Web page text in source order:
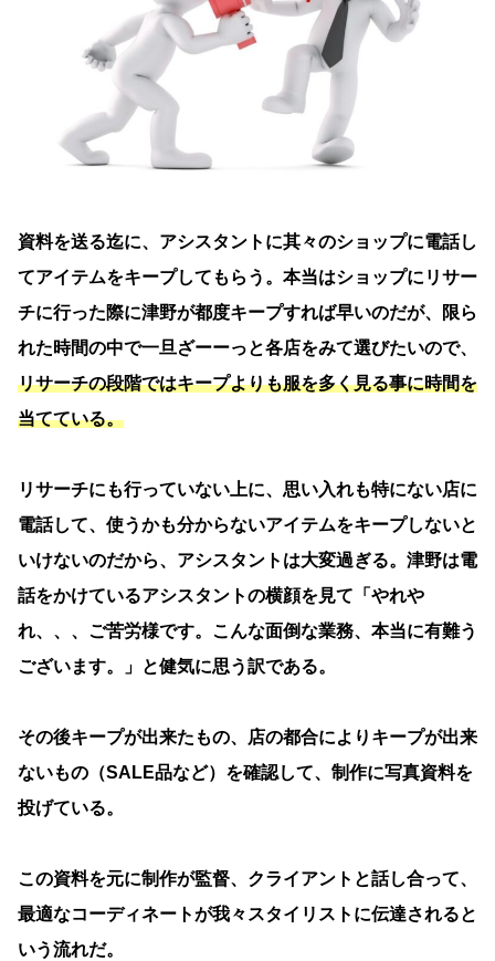
資料を送る迄に、アシスタントに其々のショップに電話し
てアイテムをキープしてもらう。本当はショップにリサー
チに行った際に津野が都度キープすれば早いのだが、限ら
れた時間の中で一旦ざーーっと各店をみて選びたいので、
リサーチの段階ではキープよりも服を多く見る事に時間を
当てている。
リサーチにも行っていない上に、思い入れも特にない店に
電話して、使うかも分からないアイテムをキープしないと
いけないのだから、アシスタントは大変過ぎる。津野は電
話をかけているアシスタントの横顔を見て「やれや
れ、、、ご苦労様です。こんな面倒な業務、本当に有難う
ございます。」と健気に思う訳である。
その後キープが出来たもの、店の都合によりキープが出来
ないもの（SALE品など）を確認して、制作に写真資料を
投げている。
この資料を元に制作が監督、クライアントと話し合って、
最適なコーディネートが我々スタイリストに伝達されると
いう流れだ。